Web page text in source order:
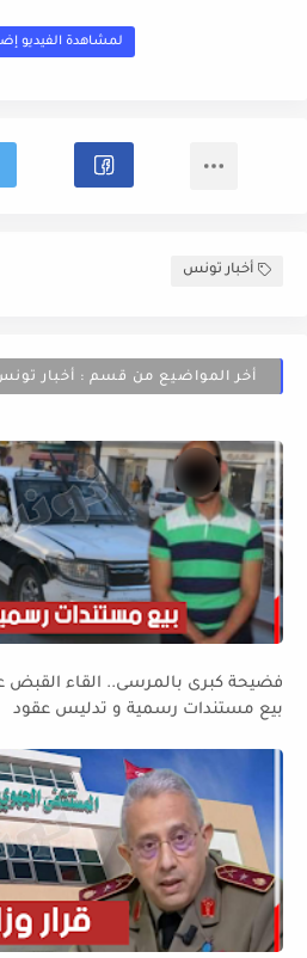
لمشاهدة الفيديو
أخبار تونس
أخر المواضيع من قسم : أخبار
فضيحة كبرى بالمرسى.. القاء
بيع مستندات رسمية و تدليس عقود